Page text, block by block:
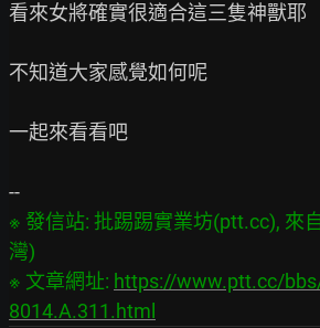
看來女將確實很適合這三隻神獸耶
不知道大家感覺如何呢
一起來看看吧
※ 發信站: 批踢踢實業坊(ptt.cc), 來
灣)
※ 文章網址: https://www.ptt.cc/
8014.A.311.html